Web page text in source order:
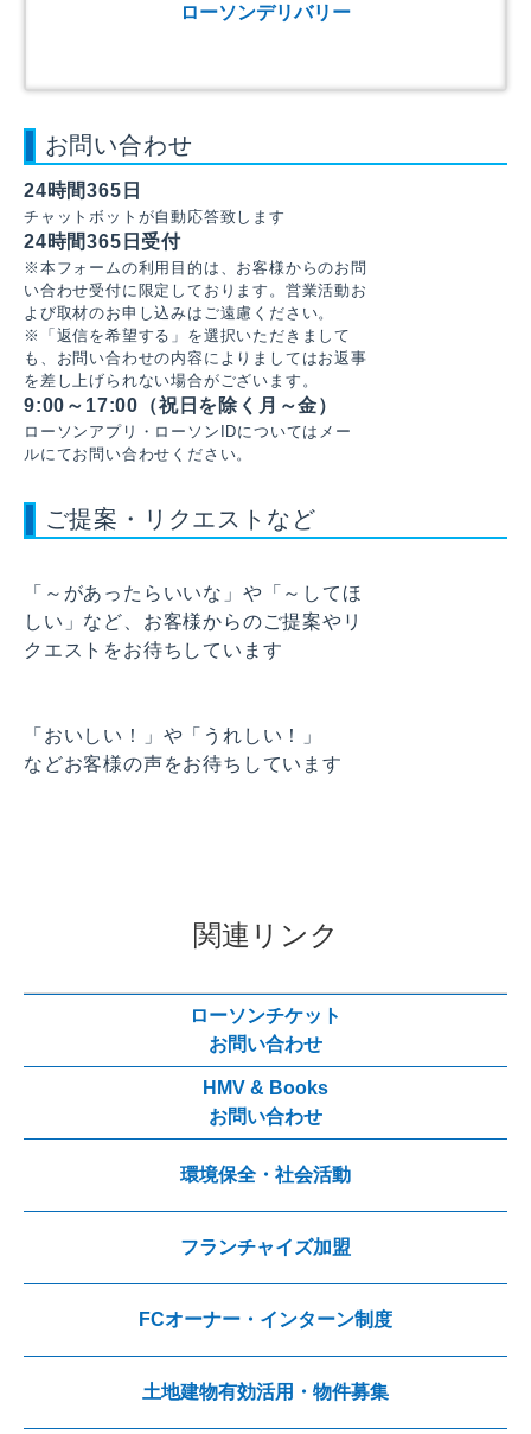
ローソンデリバリー
お問い合わせ
24時間365日
チャットボットが自動応答致します
24時間365日受付
※本フォームの利用目的は、お客様からのお問
い合わせ受付に限定しております。営業活動お
よび取材のお申し込みはご遠慮ください。
※「返信を希望する」を選択いただきまして
も、お問い合わせの内容によりましてはお返事
を差し上げられない場合がございます。
9:00～17:00（祝日を除く月～金）
ローソンアプリ・ローソンIDについてはメー
ルにてお問い合わせください。
ご提案・リクエストなど
「～があったらいいな」や「～してほ
しい」など、お客様からのご提案やリ
クエストをお待ちしています
「おいしい！」や「うれしい！」
などお客様の声をお待ちしています
関連リンク
ローソンチケット
お問い合わせ
HMV & Books
お問い合わせ
環境保全・社会活動
フランチャイズ加盟
FCオーナー・インターン制度
土地建物有効活用・物件募集